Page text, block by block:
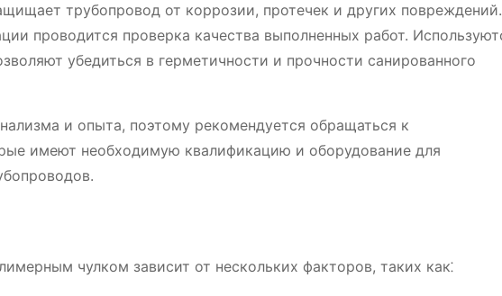
трубопровод от коррозии, протечек и других повреждений.
проводится проверка качества выполненных работ.
убедиться в герметичности и прочности санированного
и опыта, поэтому рекомендуется обращаться к
имеют необходимую квалификацию и оборудование для
чулком зависит от нескольких факторов, таких как⁚